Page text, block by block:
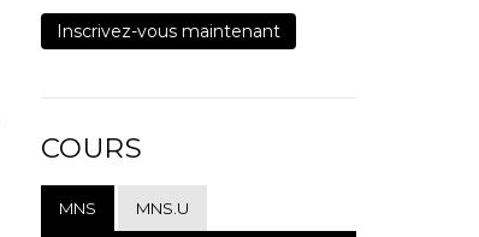
Inscrivez-vous maintenant
COURS
MNS MNS.U